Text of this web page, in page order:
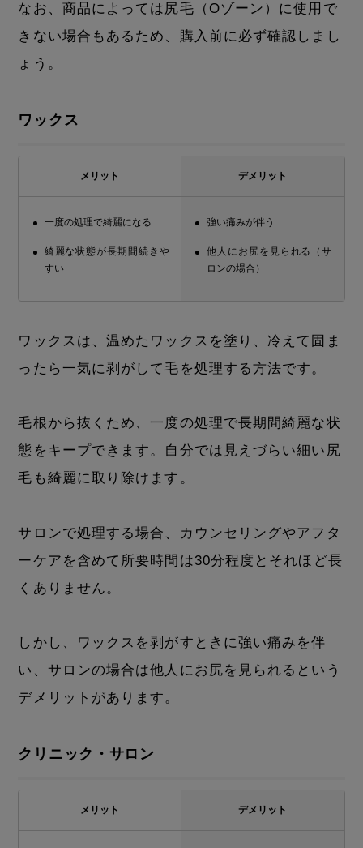
なお、商品によっては尻毛（Oゾーン）に使用で
きない場合もあるため、購入前に必ず確認しまし
ょう。
ワックス
メリット
一度の処理で綺麗になる
綺麗な状態が長期間続きや
すい
デメリット
強い痛みが伴う
他人にお尻を見られる（サ
ロンの場合）
ワックスは、温めたワックスを塗り、冷えて固ま
ったら一気に剥がして毛を処理する方法です。
毛根から抜くため、一度の処理で長期間綺麗な状
態をキープできます。自分では見えづらい細い尻
毛も綺麗に取り除けます。
サロンで処理する場合、カウンセリングやアフタ
ーケアを含めて所要時間は30分程度とそれほど長
くありません。
しかし、ワックスを剥がすときに強い痛みを伴
い、サロンの場合は他人にお尻を見られるという
デメリットがあります。
クリニック・サロン
メリット デメリット